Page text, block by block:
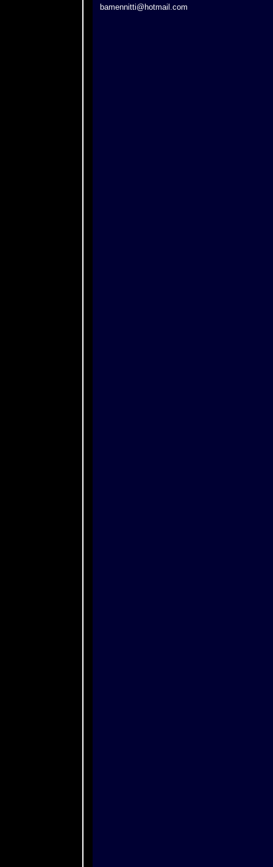
bamennitti@hotmail.com